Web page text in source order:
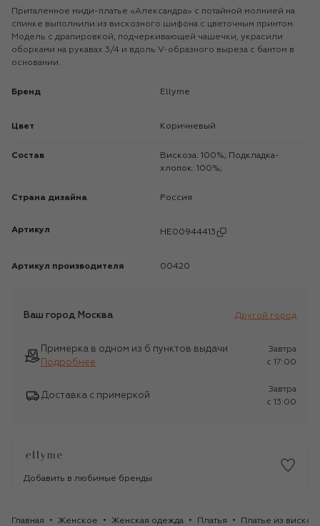
Приталенное миди-платье «Александра» с потайной молнией на
спинке выполнили из вискозного шифона с цветочным принтом.
Модель с драпировкой, подчеркивающей чашечки, украсили
оборками на рукавах 3/4 и вдоль V-образного выреза с бантом в
основании.
Бренд Ellyme
Цвет Коричневый
Состав
Вискоза: 100%; Подкладка-
хлопок: 100%;
Страна дизайна Россия
Артикул HE00944413
Артикул производителя 00420
Ваш город Москва Другой город
Примерка в одном из 6 пунктов выдачи
Подробнее
Завтра
c 17:00
Доставка с примеркой
Завтра
c 13:00
Добавить в любимые бренды
Главная Женское Женская одежда Платья Платье из